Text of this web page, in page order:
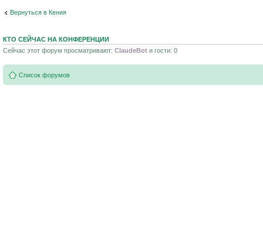
Вернуться в Кения
КТО СЕЙЧАС НА КОНФЕРЕНЦИИ
Сейчас этот форум просматривают: ClaudeBot и гости: 0
Список форумов